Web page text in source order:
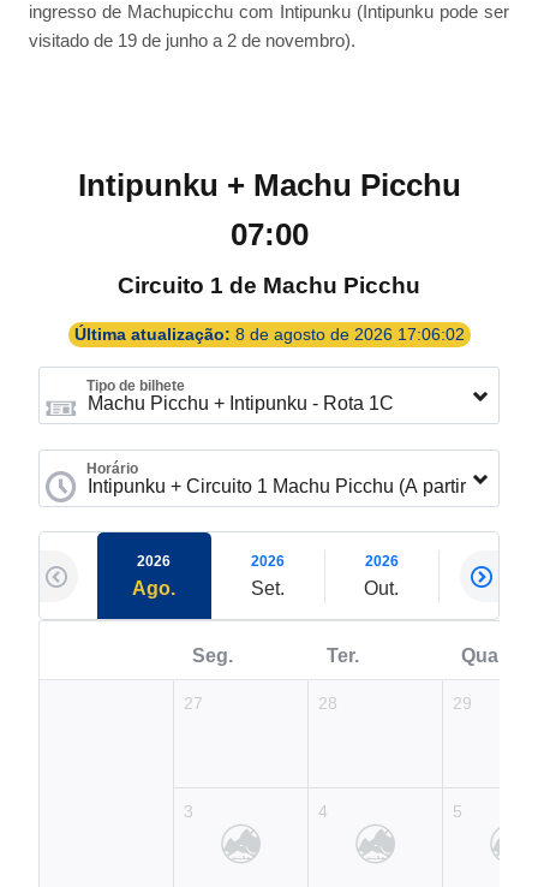
ingresso de Machupicchu com Intipunku (Intipunku pode ser
visitado de 19 de junho a 2 de novembro).
Intipunku + Machu Picchu
07:00
Circuito 1 de Machu Picchu
Última atualização: 8 de agosto de 2026 17:06:02
Tipo de bilhete
Horário
2026
Ago.
2026
Set.
2026
Out. Nov.
Seg.
27
3
Ter.
28
4
Qua.
29
5